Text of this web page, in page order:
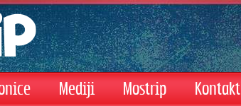
Mediji Mostrip Kontakt